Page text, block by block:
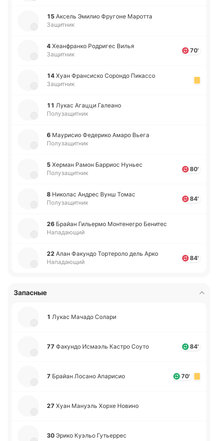
15 Аксель Эмилио Фру­го­не Ма­ро­тта
Защитник
4 Хеа­нфра­нко Ро­дри­гес Вилья
Защитник
70'
14 Хуан Фра­нси­ско Со­ро­ндо Пи­ка­ссо
Защитник
11 Лукас Агацци Га­леа­но
Полузащитник
6 Мау­ри­сио Фе­де­ри­ко Амаро Вьега
Полузащитник
5 Херман Рамон Ба­рриос Нуньес
Полузащитник
80'
8 Ни­ко­лас Андрес Вунш Томас
Полузащитник
84'
26 Брайан Ги­лье­рмо Мо­нте­не­гро Бе­ни­тес
Нападающий
22 Алан Фа­ку­ндо То­рте­ро­ло дель Арко
Нападающий
84'
Запасные
1 Лукас Мачадо Солари
77 Фа­ку­ндо Исмаэль Кастро Соуто 84'
7 Брайан Лосано Апа­ри­сио 70'
27 Хуан Ма­нуэль Хорхе Новино
30 Эрико Куэльо Гу­тье­ррес